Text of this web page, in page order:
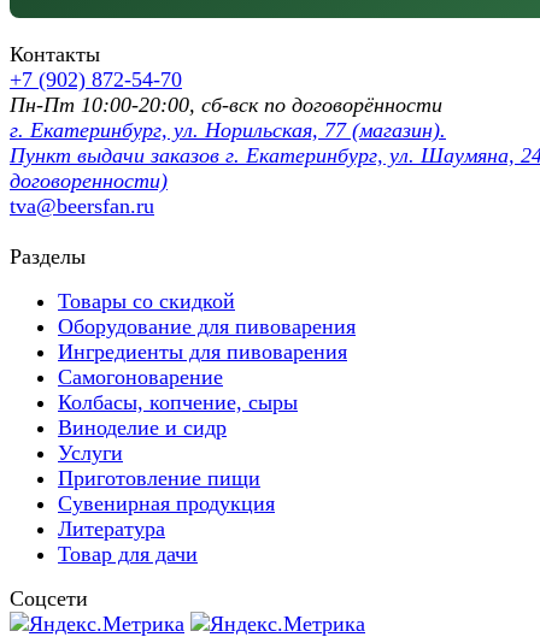
Контакты
+7 (902) 872-54-70
Пн-Пт 10:00-20:00, сб-вск по договорённости
г. Екатеринбург, ул. Норильская, 77 (магазин).
Пункт выдачи заказов г. Екатеринбург, ул. Шаумяна,
договоренности)
tva@beersfan.ru
Разделы
Товары со скидкой
Оборудование для пивоварения
Ингредиенты для пивоварения
Самогоноварение
Колбасы, копчение, сыры
Виноделие и сидр
Услуги
Приготовление пищи
Сувенирная продукция
Литература
Товар для дачи
Соцсети